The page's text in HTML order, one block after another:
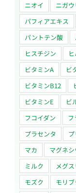
ニオイ
ニガウ
パフィアエキス
パントテン酸
ヒスチジン
ビタミンA
ビ
ビタミンB12
ビタミンE
ビ
フコイダン
フ
プラセンタ
マカ
マグネ
ミルク
メグ
モズク
モリ